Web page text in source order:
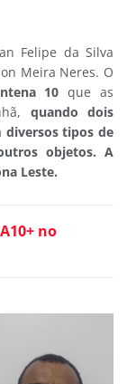
Felipe da Silva
Meira Neres. O
10que as
quando dois
diversos tipos de
objetos. A
Leste.
no